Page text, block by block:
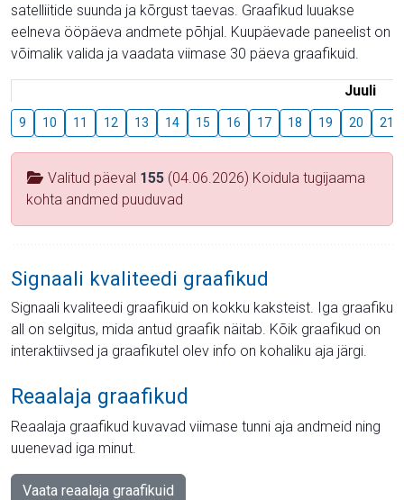
satelliitide suunda ja kõrgust taevas. Graafikud luuakse
eelneva ööpäeva andmete põhjal. Kuupäevade paneelist on
võimalik valida ja vaadata viimase 30 päeva graafikuid.
Juuli
9 10 11 12 13 14 15 16 17 18 19 20 21
Valitud päeval 155 (04.06.2026) Koidula tugijaama
kohta andmed puuduvad
Signaali kvaliteedi graafikud
Signaali kvaliteedi graafikuid on kokku kaksteist. Iga graafiku
all on selgitus, mida antud graafik näitab. Kõik graafikud on
interaktiivsed ja graafikutel olev info on kohaliku aja järgi.
Reaalaja graafikud
Reaalaja graafikud kuvavad viimase tunni aja andmeid ning
uuenevad iga minut.
Vaata reaalaja graafikuid